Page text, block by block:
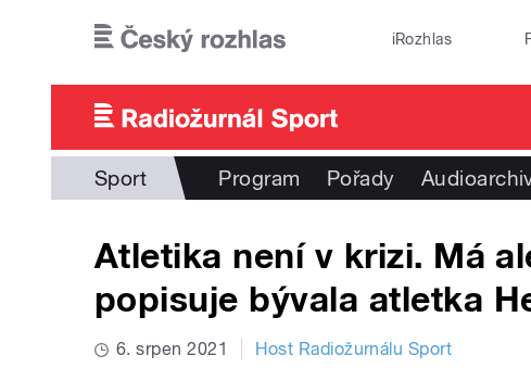
iRozhlas
Sport Program Pořady
Atletika není v krizi. Má
popisuje bývala atletka
6. srpen 2021 Host Radiožurnálu Sport